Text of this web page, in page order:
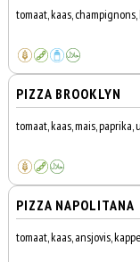
tomaat, kaas,
PIZZA BROOKLYN
tomaat, kaas, mais,
PIZZA NAPOLITANA
tomaat, kaas, ansjovis,